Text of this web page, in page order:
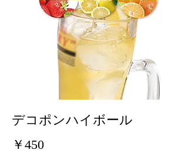
デコポンハイボール
￥450